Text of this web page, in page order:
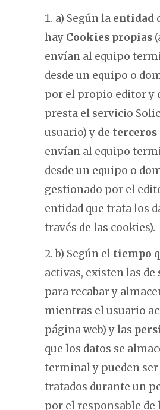
a) Según la entidad
hay Cookies propias
envían al equipo
desde un equipo o
por el propio editor y
presta el servicio
usuario) y de terceros
envían al equipo
desde un equipo o
gestionado por el
entidad que trata los
través de las cookies).
b) Según el tiempo
activas, existen las de
para recabar y
mientras el usuario
página web) y las
que los datos se
terminal y pueden ser
tratados durante un
por el responsable de